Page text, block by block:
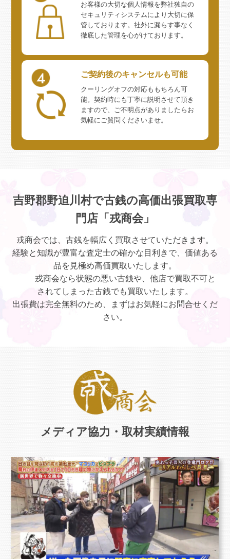
お客様の大切な個人情報を弊社独自の
セキュリティシステムにより大切に保
管しております。社外に漏らす事なく
徹底した管理を心がけております。
ご契約後のキャンセルも可能
クーリングオフの対応ももちろん可
能。契約時にも丁寧に説明させて頂き
ますので、ご不明点がありましたらお
気軽にご質問くださいませ。
吉野郡野迫川村で古銭の高価出張買取専
門店「戎商会」
戎商会では、古銭を幅広く買取させていただきます。
経験と知識が豊富な査定士の確かな目利きで、価値ある
品を見極め高価買取いたします。
戎商会なら状態の悪い古銭や、他店で買取不可と
されてしまった古銭でも買取いたします。
出張費は完全無料のため、まずはお気軽にお問合せくだ
さい。
メディア協力・取材実績情報